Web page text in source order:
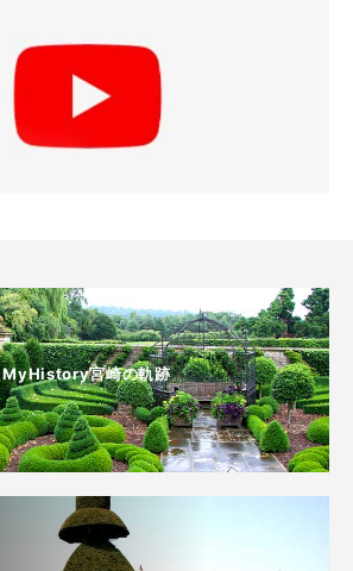
MyHistory宮崎の軌跡